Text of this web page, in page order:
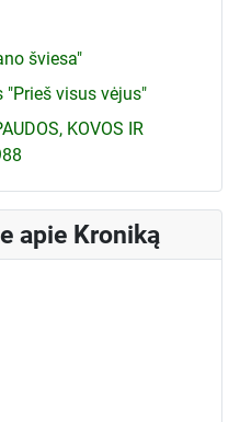
šviesa"
visus vėjus"
KOVOS IR
apie Kroniką